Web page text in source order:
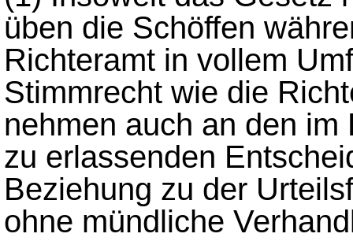
üben die Schöffen
Richteramt in vollem
Stimmrecht wie die
nehmen auch an den
zu erlassenden
Beziehung zu der
ohne mündliche